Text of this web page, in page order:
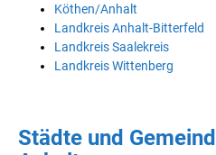
Köthen/Anhalt
Landkreis Anhalt-Bitterfeld
Landkreis Saalekreis
Landkreis Wittenberg
Städte und